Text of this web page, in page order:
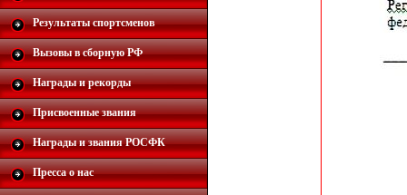
Результаты спортсменов
Вызовы в сборную РФ
Награды и рекорды
Присвоенные звания
Награды и звания РОСФК
Пресса о нас